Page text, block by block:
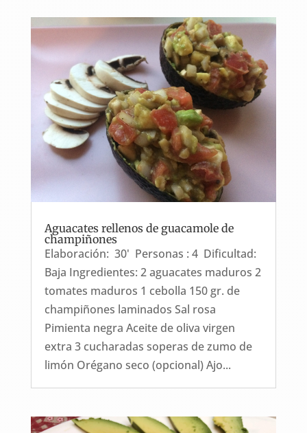
Aguacates rellenos de guacamole de
champiñones
Elaboración: 30' Personas : 4 Dificultad:
Baja Ingredientes: 2 aguacates maduros 2
tomates maduros 1 cebolla 150 gr. de
champiñones laminados Sal rosa
Pimienta negra Aceite de oliva virgen
extra 3 cucharadas soperas de zumo de
limón Orégano seco (opcional) Ajo...